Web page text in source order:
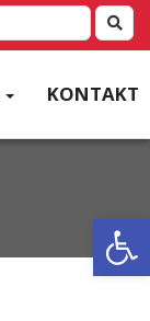
KONTAKT